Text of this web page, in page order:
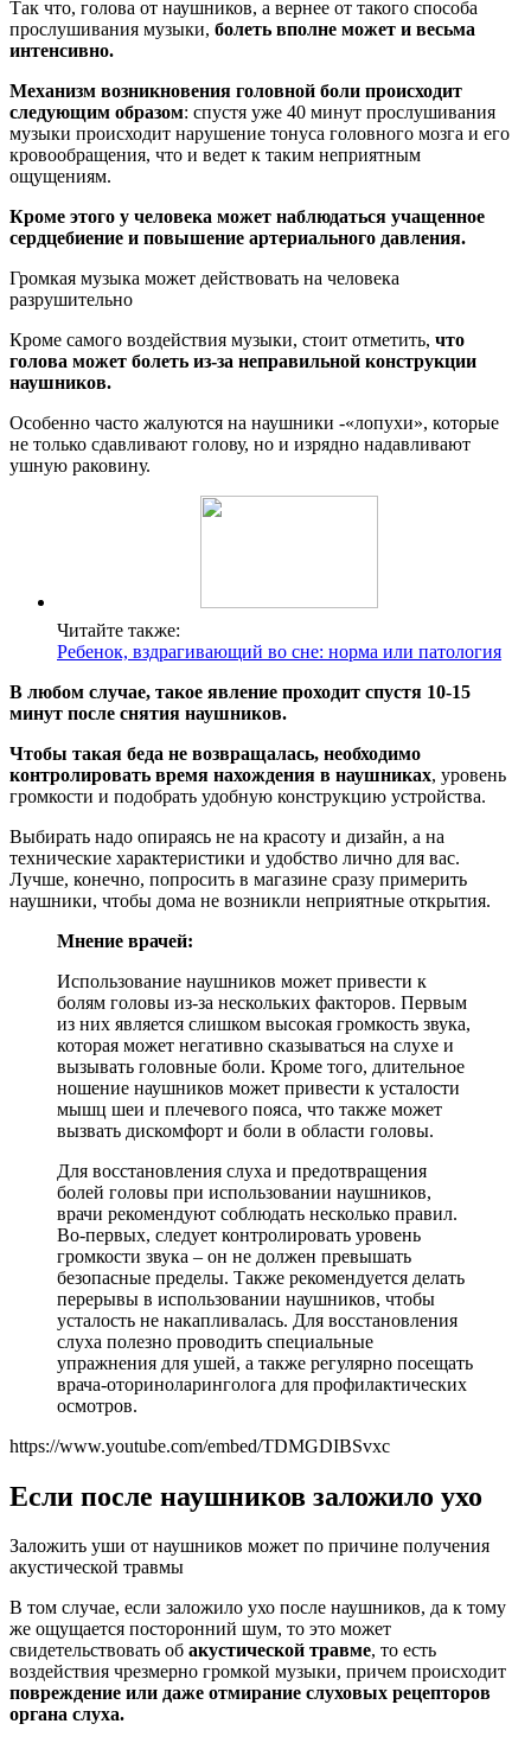
Так что, голова от наушников, а вернее от такого способа
прослушивания музыки, болеть вполне может и весьма
интенсивно.
Механизм возникновения головной боли происходит
следующим образом: спустя уже 40 минут прослушивания
музыки происходит нарушение тонуса головного мозга и его
кровообращения, что и ведет к таким неприятным
ощущениям.
Кроме этого у человека может наблюдаться учащенное
сердцебиение и повышение артериального давления.
Громкая музыка может действовать на человека
разрушительно
Кроме самого воздействия музыки, стоит отметить, что
голова может болеть из-за неправильной конструкции
наушников.
Особенно часто жалуются на наушники -«лопухи», которые
не только сдавливают голову, но и изрядно надавливают
ушную раковину.
Читайте также:
Ребенок, вздрагивающий во сне: норма или патология
В любом случае, такое явление проходит спустя 10-15
минут после снятия наушников.
Чтобы такая беда не возвращалась, необходимо
контролировать время нахождения в наушниках, уровень
громкости и подобрать удобную конструкцию устройства.
Выбирать надо опираясь не на красоту и дизайн, а на
технические характеристики и удобство лично для вас.
Лучше, конечно, попросить в магазине сразу примерить
наушники, чтобы дома не возникли неприятные открытия.
Мнение врачей:
Использование наушников может привести к
болям головы из-за нескольких факторов. Первым
из них является слишком высокая громкость звука,
которая может негативно сказываться на слухе и
вызывать головные боли. Кроме того, длительное
ношение наушников может привести к усталости
мышц шеи и плечевого пояса, что также может
вызвать дискомфорт и боли в области головы.
Для восстановления слуха и предотвращения
болей головы при использовании наушников,
врачи рекомендуют соблюдать несколько правил.
Во-первых, следует контролировать уровень
громкости звука – он не должен превышать
безопасные пределы. Также рекомендуется делать
перерывы в использовании наушников, чтобы
усталость не накапливалась. Для восстановления
слуха полезно проводить специальные
упражнения для ушей, а также регулярно посещать
врача-оториноларинголога для профилактических
осмотров.
https://www.youtube.com/embed/TDMGDIBSvxc
Если после наушников заложило ухо
Заложить уши от наушников может по причине получения
акустической травмы
В том случае, если заложило ухо после наушников, да к тому
же ощущается посторонний шум, то это может
свидетельствовать об акустической травме, то есть
воздействия чрезмерно громкой музыки, причем происходит
повреждение или даже отмирание слуховых рецепторов
органа слуха.